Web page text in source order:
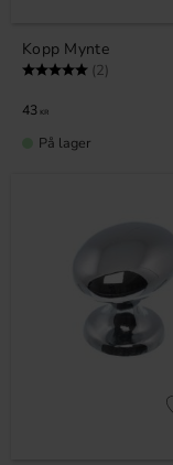
Kopp Mynte
Karakter: (2)
43 KR
På lager